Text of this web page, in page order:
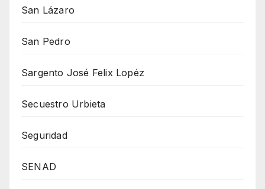
San Lázaro
San Pedro
Sargento José Felix Lopéz
Secuestro Urbieta
Seguridad
SENAD